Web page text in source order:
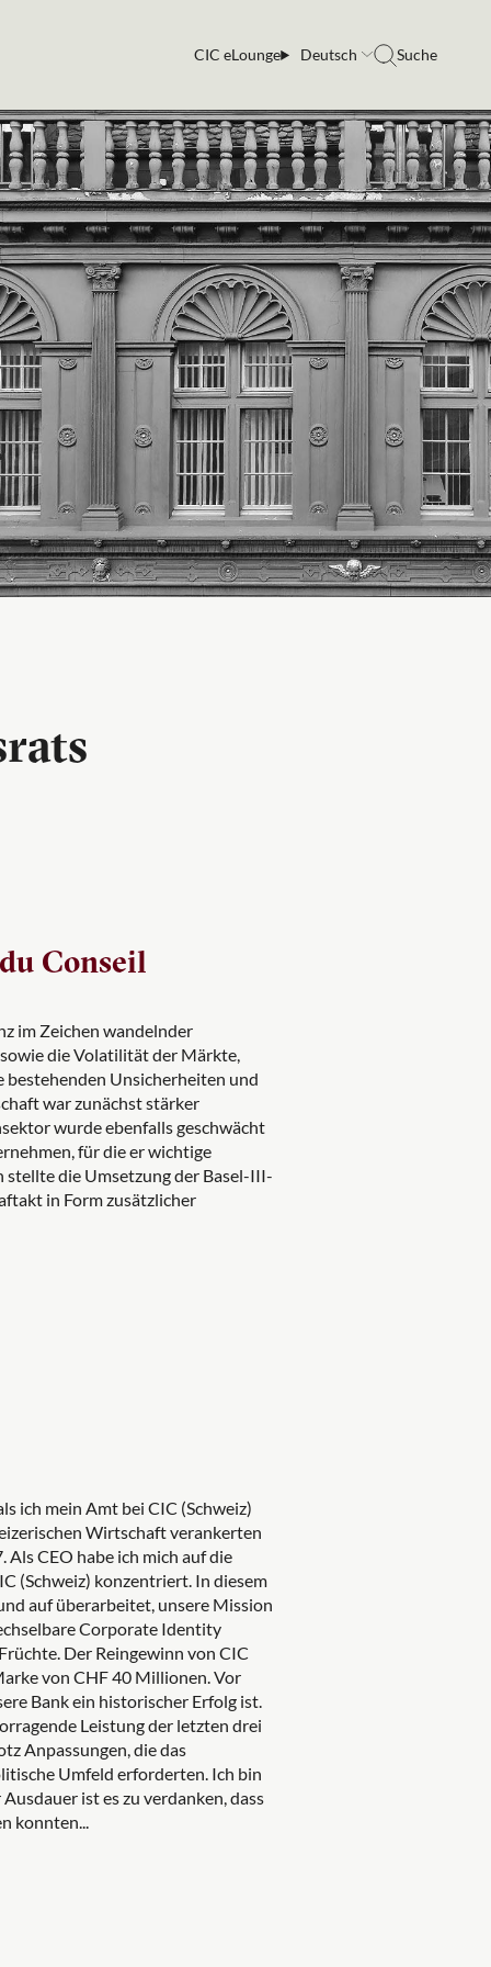
CIC eLounge Deutsch Suche
Conseil
im Zeichen wandelnder
die Volatilität der Märkte,
bestehenden Unsicherheiten und
war zunächst stärker
wurde ebenfalls geschwächt
für die er wichtige
die Umsetzung der Basel-III-
in Form zusätzlicher
ich mein Amt bei CIC (Schweiz)
Wirtschaft verankerten
CEO habe ich mich auf die
(Schweiz) konzentriert. In diesem
auf überarbeitet, unsere Mission
Corporate Identity
Der Reingewinn von CIC
von CHF 40 Millionen. Vor
Bank ein historischer Erfolg ist.
Leistung der letzten drei
Anpassungen, die das
Umfeld erforderten. Ich bin
ist es zu verdanken, dass
konnten...